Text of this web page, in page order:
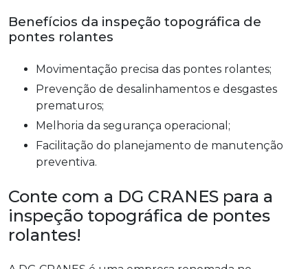
Benefícios da inspeção topográfica de
pontes rolantes
Movimentação precisa das pontes rolantes;
Prevenção de desalinhamentos e desgastes
prematuros;
Melhoria da segurança operacional;
Facilitação do planejamento de manutenção
preventiva.
Conte com a DG CRANES para a
inspeção topográfica de pontes
rolantes!